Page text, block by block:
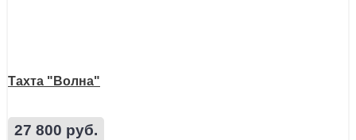
Тахта "Волна"
27 800 руб.